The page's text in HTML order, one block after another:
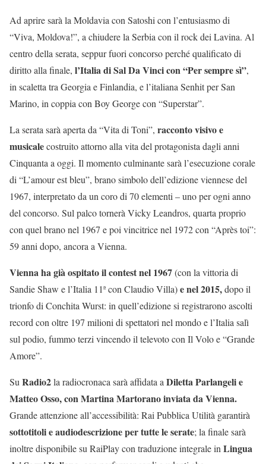
Ad aprire sarà la Moldavia con Satoshi con l’entusiasmo di
“Viva, Moldova!”, a chiudere la Serbia con il rock dei Lavina. Al
centro della serata, seppur fuori concorso perché qualificato di
diritto alla finale, l’Italia di Sal Da Vinci con “Per sempre sì”,
in scaletta tra Georgia e Finlandia, e l’italiana Senhit per San
Marino, in coppia con Boy George con “Superstar”.
La serata sarà aperta da “Vita di Toni”, racconto visivo e
musicalecostruito attorno alla vita del protagonista dagli anni
Cinquanta a oggi. Il momento culminante sarà l’esecuzione corale
di “L’amour est bleu”, brano simbolo dell’edizione viennese del
1967, interpretato da un coro di 70 elementi – uno per ogni anno
del concorso. Sul palco tornerà Vicky Leandros, quarta proprio
con quel brano nel 1967 e poi vincitrice nel 1972 con “Après toi”:
59 anni dopo, ancora a Vienna.
Vienna ha già ospitato il contest nel 1967(con la vittoria di
Sandie Shaw e l’Italia 11ª con Claudio Villa)e nel 2015,dopo il
trionfo di Conchita Wurst: in quell’edizione si registrarono ascolti
record con oltre 197 milioni di spettatori nel mondo e l’Italia salì
sul podio, fummo terzi vincendo il televoto con Il Volo e “Grande
Amore”.
SuRadio2la radiocronaca sarà affidata aDiletta Parlangeli e
Matteo Osso, con Martina Martorano inviata da Vienna.
Grande attenzione all’accessibilità: Rai Pubblica Utilità garantirà
sottotitoli e audiodescrizione per tutte le serate; la finale sarà
inoltre disponibile su RaiPlay con traduzione integrale inLingua